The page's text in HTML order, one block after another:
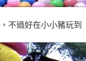
，不過好在小小豬玩到